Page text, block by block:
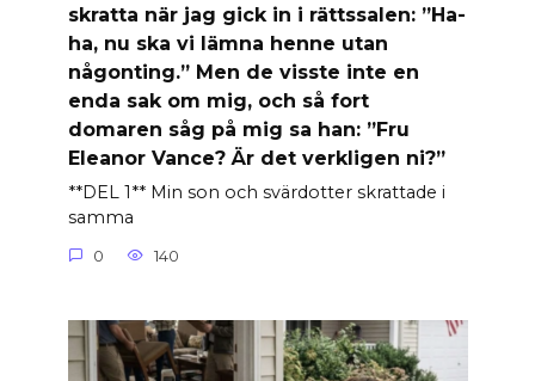
skratta när jag gick in i rättssalen: ”Ha-
ha, nu ska vi lämna henne utan
någonting.” Men de visste inte en
enda sak om mig, och så fort
domaren såg på mig sa han: ”Fru
Eleanor Vance? Är det verkligen ni?”
**DEL 1** Min son och svärdotter skrattade i
samma
0 140